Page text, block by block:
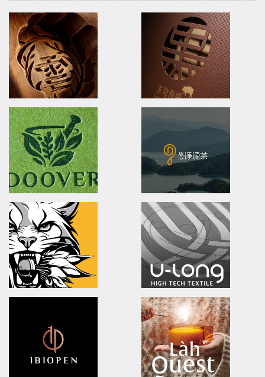
XueHuaZhai
brand identity/logo design/packaging
雪花齋豐原餅舖/品牌形象識別/包裝設計
BLACK BRIDGE
logo Design/Packaging
黑橋牌黑豬秘饌/產品識別/包裝設
Brand Identity.Packaging.Logo design.
茶裡藏醫/品牌策略/包裝設計/品牌識別
Ching Yuan tea
brand identity/logo design/
慈心淨源茶/品牌探索.識別/包裝設